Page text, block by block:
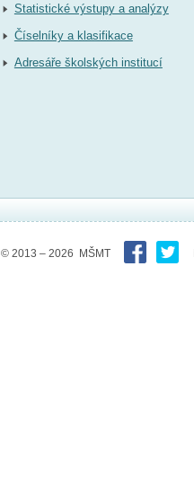
Statistické výstupy a analýzy
Číselníky a klasifikace
Adresáře školských institucí
© 2013 – 2026 MŠMT